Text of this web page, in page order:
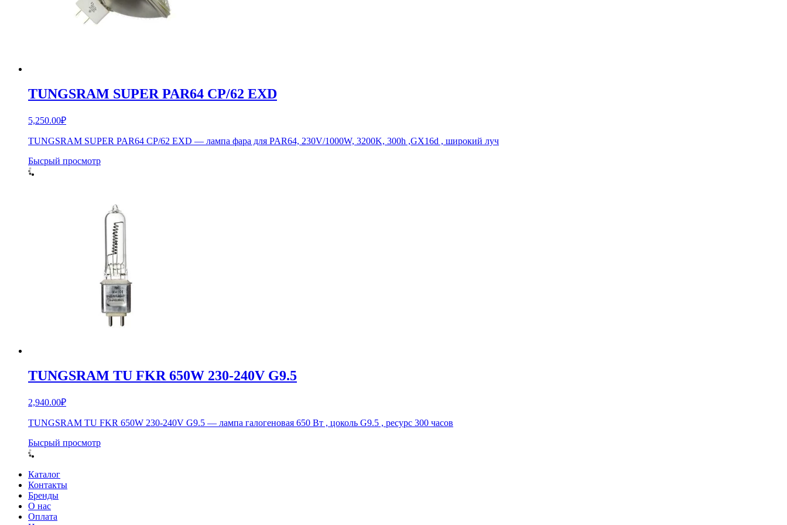
TUNGSRAM SUPER PAR64 CP/62 EXD
5,250.00₽
TUNGSRAM SUPER PAR64 CP/62 EXD — лампа фара для PAR64, 230V/1000W, 3200K, 300h ,GX16d , широкий луч
Бысрый просмотр
TUNGSRAM TU FKR 650W 230-240V G9.5
2,940.00₽
TUNGSRAM TU FKR 650W 230-240V G9.5 — лампа галогеновая 650 Вт , цоколь G9.5 , ресурс 300 часов
Бысрый просмотр
Каталог
Контакты
Бренды
О нас
Оплата